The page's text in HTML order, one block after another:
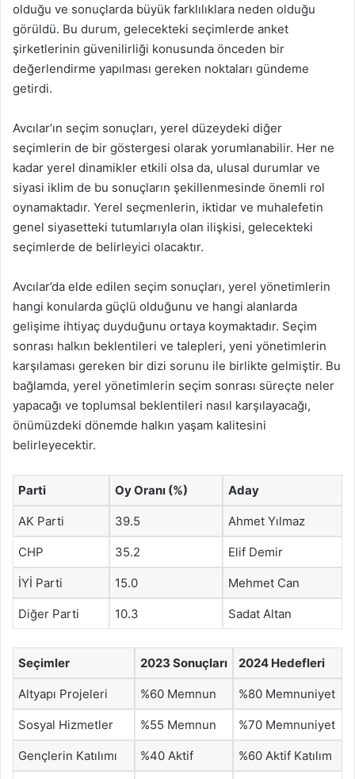
olduğu ve sonuçlarda büyük farklılıklara neden olduğu
görüldü. Bu durum, gelecekteki seçimlerde anket
şirketlerinin güvenilirliği konusunda önceden bir
değerlendirme yapılması gereken noktaları gündeme
getirdi.
Avcılar’ın seçim sonuçları, yerel düzeydeki diğer
seçimlerin de bir göstergesi olarak yorumlanabilir. Her ne
kadar yerel dinamikler etkili olsa da, ulusal durumlar ve
siyasi iklim de bu sonuçların şekillenmesinde önemli rol
oynamaktadır. Yerel seçmenlerin, iktidar ve muhalefetin
genel siyasetteki tutumlarıyla olan ilişkisi, gelecekteki
seçimlerde de belirleyici olacaktır.
Avcılar’da elde edilen seçim sonuçları, yerel yönetimlerin
hangi konularda güçlü olduğunu ve hangi alanlarda
gelişime ihtiyaç duyduğunu ortaya koymaktadır. Seçim
sonrası halkın beklentileri ve talepleri, yeni yönetimlerin
karşılaması gereken bir dizi sorunu ile birlikte gelmiştir. Bu
bağlamda, yerel yönetimlerin seçim sonrası süreçte neler
yapacağı ve toplumsal beklentileri nasıl karşılayacağı,
önümüzdeki dönemde halkın yaşam kalitesini
belirleyecektir.
Parti Oy Oranı (%) Aday
AK Parti 39.5 Ahmet Yılmaz
CHP 35.2 Elif Demir
İYİ Parti 15.0 Mehmet Can
Diğer Parti 10.3 Sadat Altan
Seçimler 2023 Sonuçları 2024 Hedefleri
Altyapı Projeleri %60 Memnun %80 Memnuniyet
Sosyal Hizmetler %55 Memnun %70 Memnuniyet
Gençlerin Katılımı %40 Aktif %60 Aktif Katılım